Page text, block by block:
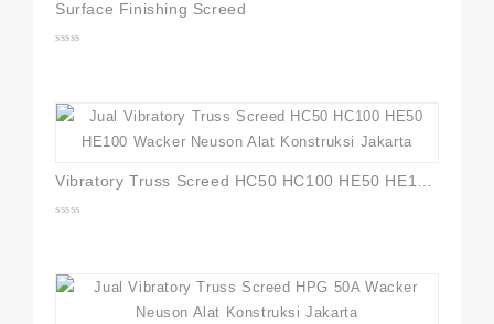
Surface Finishing Screed